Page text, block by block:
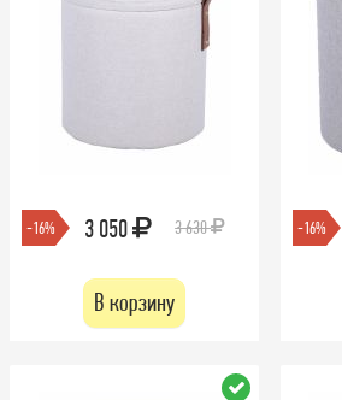
-16% 3 050 3 630
В корзину
-16%